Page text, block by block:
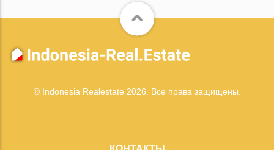
© Indonesia Realestate 2026. Все права защищены.